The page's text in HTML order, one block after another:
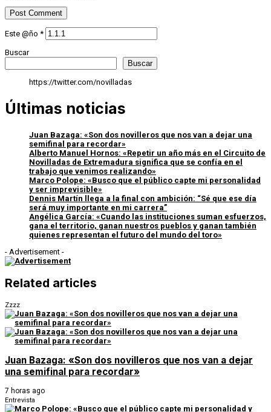
Este @ño *
Buscar
Buscar
https://twitter.com/novilladas
Últimas noticias
Juan Bazaga: «Son dos novilleros que nos van a dejar una
semifinal para recordar»
Alberto Manuel Hornos: «Repetir un año más en el Circuito de
Novilladas de Extremadura significa que se confía en el
trabajo que venimos realizando»
Marco Polope: «Busco que el público capte mi personalidad
y ser imprevisible»
Dennis Martín llega a la final con ambición: “Sé que ese día
será muy importante en mi carrera”
Angélica García: «Cuando las instituciones suman esfuerzos,
gana el territorio, ganan nuestros pueblos y ganan también
quienes representan el futuro del mundo del toro»
- Advertisement -
Related articles
Zzzz
Juan Bazaga: «Son dos novilleros que nos van a dejar
una semifinal para recordar»
7 horas ago
Entrevista